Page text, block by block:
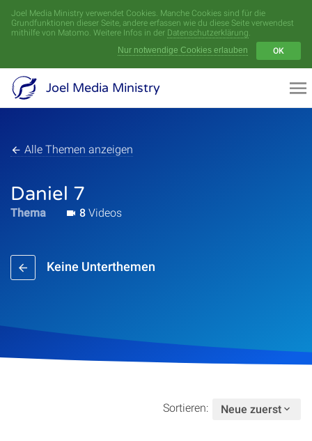
Joel Media Ministry verwendet Cookies. Manche Cookies sind für die
Grundfunktionen dieser Seite, andere erfassen wie du diese Seite verwendest
mithilfe von Matomo. Weitere Infos in der Datenschutzerklärung.
Nur notwendige Cookies erlauben
OK
Joel Media Ministry
Alle Themen anzeigen
Daniel 7
Thema 8 Videos
Keine Unterthemen
Sortieren: Neue zuerst
Menü
Videoarchiv
Podcasts
Studienzentrum